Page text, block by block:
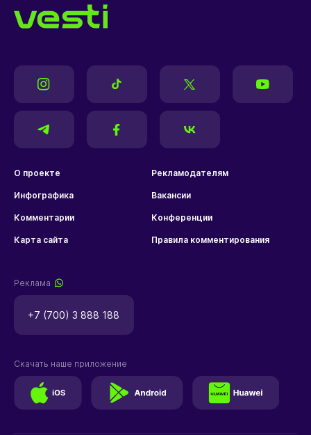
О проекте Рекламодателям
Инфографика Вакансии
Комментарии Конференции
Карта сайта Правила комментирования
Реклама
+7 (700) 3 888 188
Скачать наше приложение